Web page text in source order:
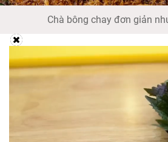
Chà bông chay đơn giản